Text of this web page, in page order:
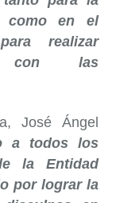
como en el
realizar
con las
José Ángel
a todos los
la Entidad
por lograr la